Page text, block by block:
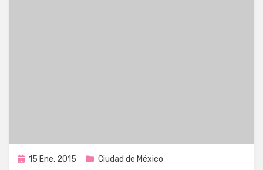
Publicada
15 Ene, 2015 Ciudad de México